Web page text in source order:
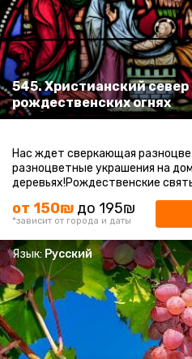
545. Христианский север
рождественских огнях
Нас ждет сверкающая
разноцветные украшения на
деревьях!Рождественские
от 150₪ до 195₪
*зависит от города и даты
Язык: Русский